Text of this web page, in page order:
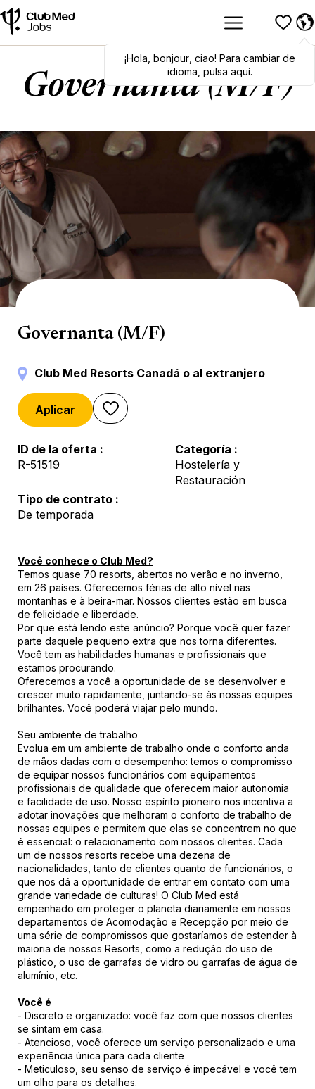
¡Hola bonjour, ciao! Para cambiar de
idioma, pulsa aquí.
Governanta (M/F)
Governança
Governanta (M/F)
Club Med Resorts Canadá o al extranjero
Aplicar
ID de la oferta
R-51519
Categoría
Hostelería y
Restauración
Tipo de contrato
De temporada
Você conhece o Club Med?
Temos quase 70 resorts, abertos no verão e no inverno,
em 26 países. Oferecemos férias de alto nível nas
montanhas e à beira-mar. Nossos clientes estão em busca
de felicidade e liberdade.
Por que está lendo este anúncio? Porque você quer fazer
parte daquele pequeno extra que nos torna diferentes.
Você tem as habilidades humanas e profissionais que
estamos procurando.
Oferecemos a você a oportunidade de se desenvolver e
crescer muito rapidamente, juntando-se às nossas equipes
brilhantes. Você poderá viajar pelo mundo.
Seu ambiente de trabalho
Evolua em um ambiente de trabalho onde o conforto anda
de mãos dadas com o desempenho: temos o compromisso
de equipar nossos funcionários com equipamentos
profissionais de qualidade que oferecem maior autonomia
e facilidade de uso. Nosso espírito pioneiro nos incentiva a
adotar inovações que melhoram o conforto de trabalho de
nossas equipes e permitem que elas se concentrem no que
é essencial: o relacionamento com nossos clientes. Cada
um de nossos resorts recebe uma dezena de
nacionalidades, tanto de clientes quanto de funcionários, o
que nos dá a oportunidade de entrar em contato com uma
grande variedade de culturas! O Club Med está
empenhado em proteger o planeta diariamente em nossos
departamentos de Acomodação e Recepção por meio de
uma série de compromissos que gostaríamos de estender à
maioria de nossos Resorts, como a redução do uso de
plástico, o uso de garrafas de vidro ou garrafas de água de
alumínio, etc.
Você é
- Discreto e organizado: você faz com que nossos clientes
se sintam em casa.
- Atencioso, você oferece um serviço personalizado e uma
experiência única para cada cliente
- Meticuloso, seu senso de serviço é impecável e você tem
um olho para os detalhes.